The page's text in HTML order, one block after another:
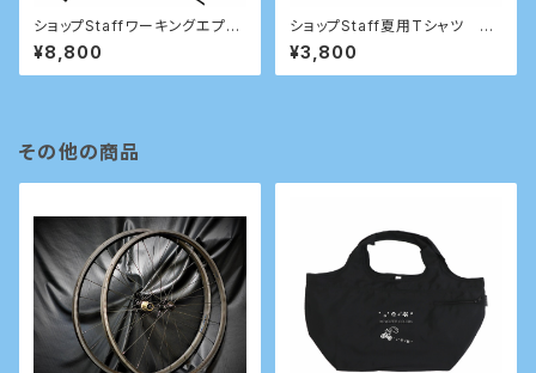
ショップStaffワーキングエプロ
ン 試験運用的なワーキングエ
プロン
¥8,800
ショップStaff夏用Tシャツ 20
21
¥3,800
その他の商品